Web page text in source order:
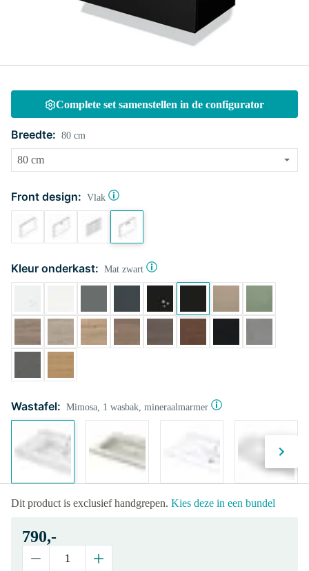
Complete set samenstellen in de configurator
Breedte: 80 cm
Front design: Vlak
Kleur onderkast: Mat zwart
Wastafel: Mimosa, 1 wasbak, mineraalmarmer
Dit product is exclusief handgrepen. Kies deze in een bundel
790,-